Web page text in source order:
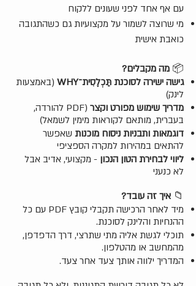
עם אף אחד לפני שעונים ללקוח
מי שרוצה לשמור על מקצועיות גם כשהתגובה
כואבת אישית
📦 מה מקבלים?
גישה ישירה לסוכנת תַּכְלֶסִית־WHY
(באמצעות
לינק)
מדריך שימוש מפורט וקצר
(PDF להורדה,
בעברית, מותאם לקוראות מימין לשמאל)
דוגמאות ותבניות ניסוח מוכנות שאפשר
להתאים במהירות למקרה הספציפי
ליווי לבחירת הטון הנכון - מקצועי, אדיב אבל
לא כנעני
📁 איך זה עובד?
מיד לאחר הרכישה תקבלי קובץ PDF עם כל
ההנחיות והלינק לסוכנת.
תוכלי לגשת אליה מתי שתרצי, דרך הדפדפן,
מהמחשב או מהטלפון.
המדריך ילווה אותך צעד אחר צעד.